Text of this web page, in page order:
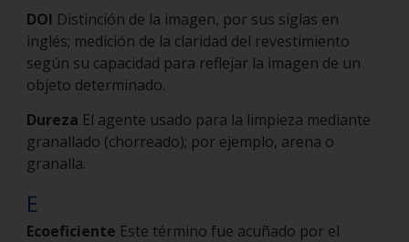
DOI Distinción de la imagen, por sus siglas en
inglés; medición de la claridad del revestimiento
según su capacidad para reflejar la imagen de un
objeto determinado.
Dureza El agente usado para la limpieza mediante
granallado (chorreado); por ejemplo, arena o
granalla.
E
Ecoeficiente Este término fue acuñado por el